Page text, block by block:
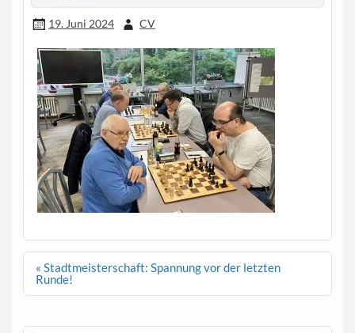
19. Juni 2024 CV
Beitragsnavigation
« Stadtmeisterschaft: Spannung vor der letzten
Runde!